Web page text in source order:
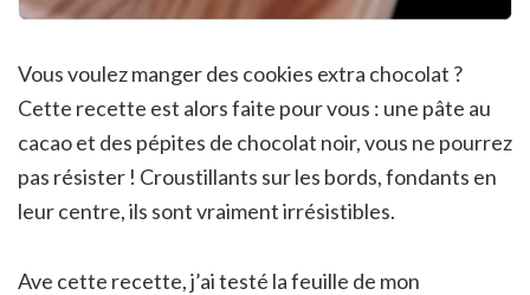
Vous voulez manger des cookies extra chocolat ?
Cette recette est alors faite pour vous : une pâte au
cacao et des pépites de chocolat noir, vous ne pourrez
pas résister ! Croustillants sur les bords, fondants en
leur centre, ils sont vraiment irrésistibles.
Ave cette recette, j’ai testé la feuille de mon